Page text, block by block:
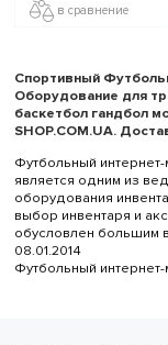
в сравнение
Спортивный
Оборудование для
баскетбол гандбол
SHOP.COM.UA.
Футбольный интернет-
является одним из
оборудования
выбор инвентаря и
обусловлен большим
08.01.2014
Футбольный интернет-